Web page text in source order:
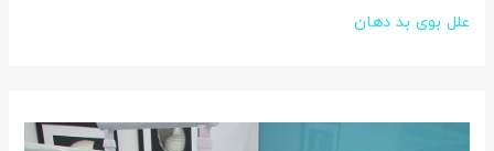
علل بوی بد دهان